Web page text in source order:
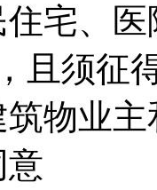
宅、医
且须征
物业
意